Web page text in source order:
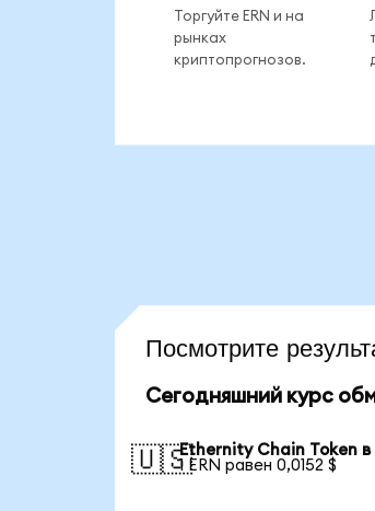
Торгуйте ERN и на
рынках
криптопрогнозов.
Посмотрите
Сегодняшний курс
🇺🇸Ethernity Chain Token
1 ERN равен 0,0152 $